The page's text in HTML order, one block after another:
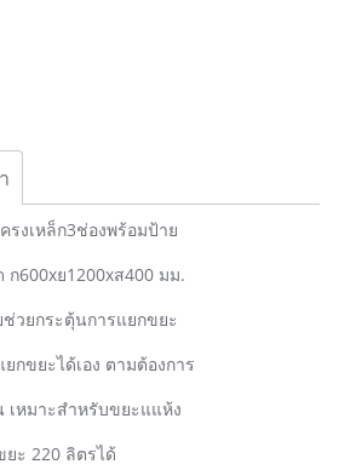
งเหล็ก3ช่องพร้อมป้าย
600xย1200xส400 มม.
วยกระตุ้นการแยกขยะ
กขยะได้เอง ตามต้องการ
หมาะสำหรับขยะแแห้ง
ะ 220 ลิตรได้